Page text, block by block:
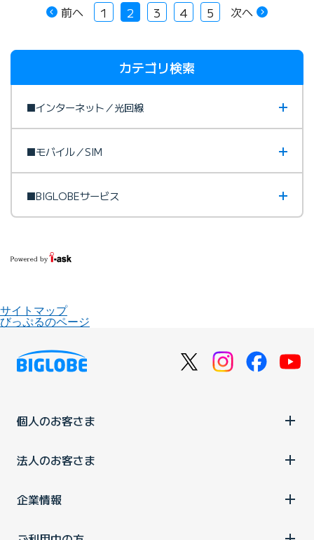
前へ 1 2 3 4 5 次へ
カテゴリ検索
■インターネット／光回線
■モバイル／SIM
■BIGLOBEサービス
サイトマップ
びっぷるのページ
個人のお客さま
法人のお客さま
企業情報